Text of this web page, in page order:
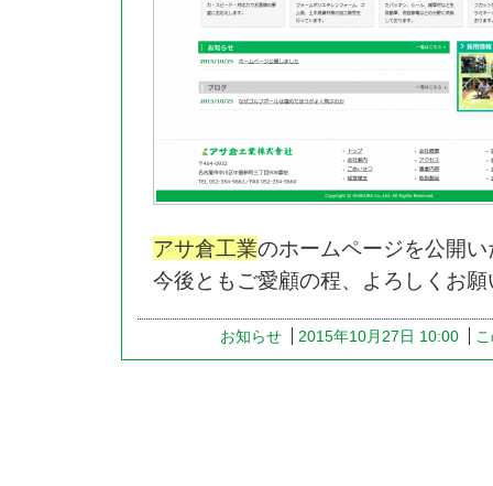
アサ倉工業のホームページを公開
今後ともご愛顧の程、よろしくお
お知らせ 2015年10月27日 10:00